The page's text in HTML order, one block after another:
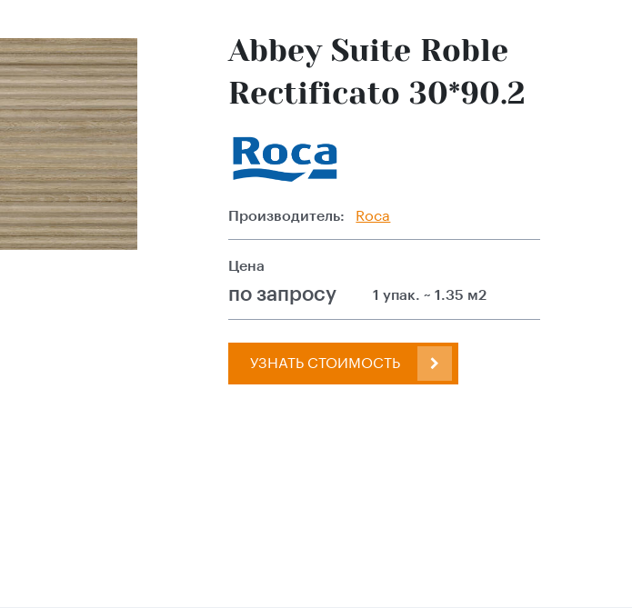
Abbey Suite Roble
Rectificato 30*90.2
Производитель: Roca
Цена
по запросу 1 упак. ~ 1.35 м2
УЗНАТЬ СТОИМОСТЬ